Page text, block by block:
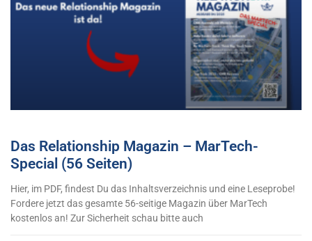
Das Relationship Magazin – MarTech-
Special (56 Seiten)
Hier, im PDF, findest Du das Inhaltsverzeichnis und eine Leseprobe!
Fordere jetzt das gesamte 56-seitige Magazin über MarTech
kostenlos an! Zur Sicherheit schau bitte auch